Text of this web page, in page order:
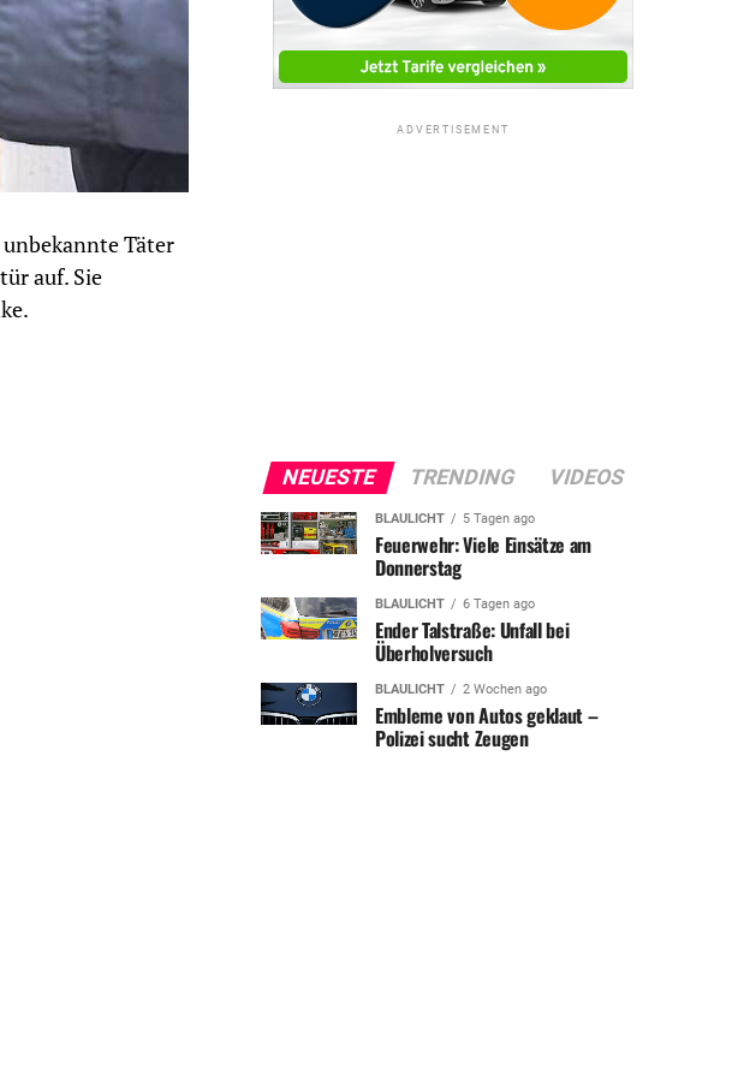
Täter
auf. Sie
ADVERTISEMENT
NEUESTE TRENDING VIDEOS
BLAULICHT 5 Tagen ago
Feuerwehr: Viele Einsätze am
Donnerstag
BLAULICHT 6 Tagen ago
Ender Talstraße: Unfall bei
Überholversuch
BLAULICHT 2 Wochen ago
Embleme von Autos geklaut –
Polizei sucht Zeugen